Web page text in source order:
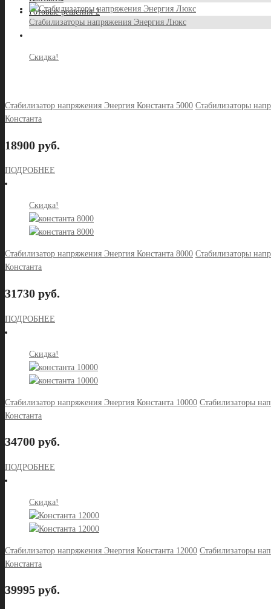
Готовые решения-2
Стабилизаторы напряжения Энергия Люкс
Скидка!
Стабилизатор напряжения Энергия Константа 5000 Стабилизаторы
Константа
18900 руб.
ПОДРОБНЕЕ
Скидка!
Стабилизатор напряжения Энергия Константа 8000 Стабилизаторы
Константа
31730 руб.
ПОДРОБНЕЕ
Скидка!
Стабилизатор напряжения Энергия Константа 10000 Стабилизаторы
Константа
34700 руб.
ПОДРОБНЕЕ
Скидка!
Стабилизатор напряжения Энергия Константа 12000 Стабилизаторы
Константа
39995 руб.